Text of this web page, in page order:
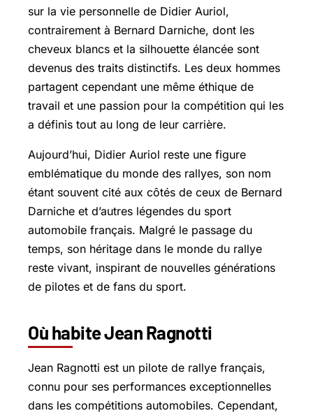
sur la vie personnelle de Didier Auriol,
contrairement à Bernard Darniche, dont les
cheveux blancs et la silhouette élancée sont
devenus des traits distinctifs. Les deux hommes
partagent cependant une même éthique de
travail et une passion pour la compétition qui les
a définis tout au long de leur carrière.
Aujourd’hui, Didier Auriol reste une figure
emblématique du monde des rallyes, son nom
étant souvent cité aux côtés de ceux de Bernard
Darniche et d’autres légendes du sport
automobile français. Malgré le passage du
temps, son héritage dans le monde du rallye
reste vivant, inspirant de nouvelles générations
de pilotes et de fans du sport.
Où habite Jean Ragnotti
Jean Ragnotti est un pilote de rallye français,
connu pour ses performances exceptionnelles
dans les compétitions automobiles. Cependant,